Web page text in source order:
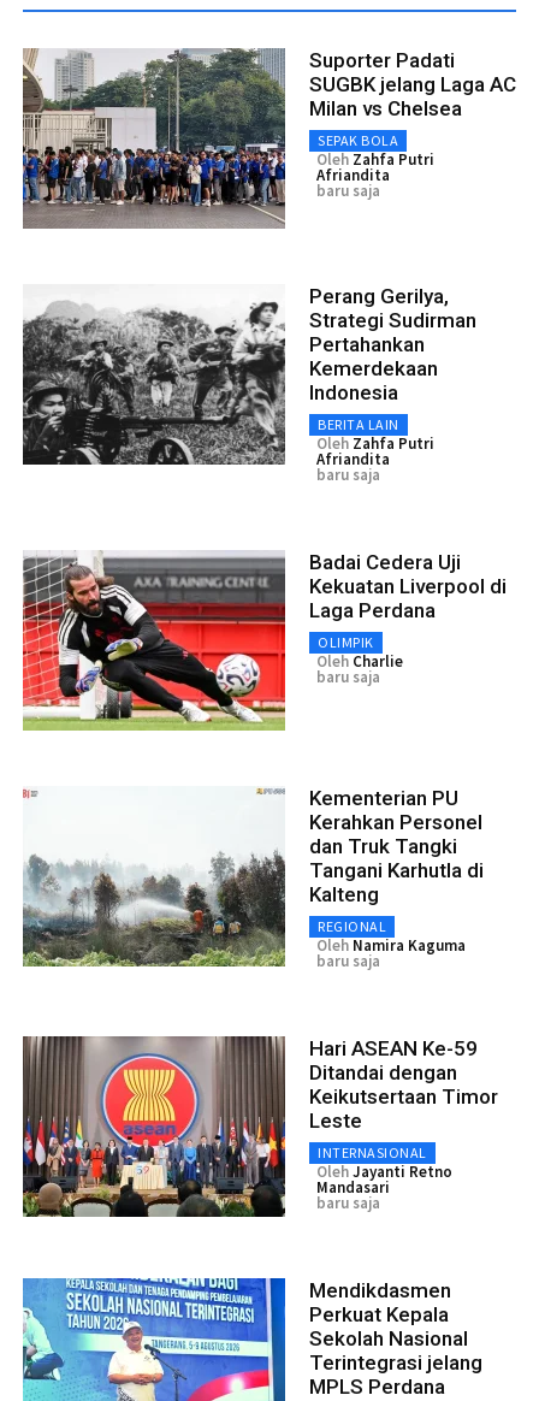
Suporter Padati
SUGBK jelang Laga AC
Milan vs Chelsea
SEPAK BOLA
Oleh Zahfa Putri
Afriandita
baru saja
Perang Gerilya,
Strategi Sudirman
Pertahankan
Kemerdekaan
Indonesia
BERITA LAIN
Oleh Zahfa Putri
Afriandita
baru saja
Badai Cedera Uji
Kekuatan Liverpool di
Laga Perdana
OLIMPIK
Oleh Charlie
baru saja
Kementerian PU
Kerahkan Personel
dan Truk Tangki
Tangani Karhutla di
Kalteng
REGIONAL
Oleh Namira Kaguma
baru saja
Hari ASEAN Ke-59
Ditandai dengan
Keikutsertaan Timor
Leste
INTERNASIONAL
OlehJayanti Retno
Mandasari
baru saja
Mendikdasmen
Perkuat Kepala
Sekolah Nasional
Terintegrasi jelang
MPLS Perdana